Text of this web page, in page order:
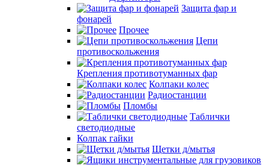
Защита фар и
фонарей
Прочее
Цепи
противоскольжения
Крепления противотуманных фар
Колпаки колес
Радиостанции
Пломбы
Таблички
светодиодные
Колпак гайки
Щетки д/мытья